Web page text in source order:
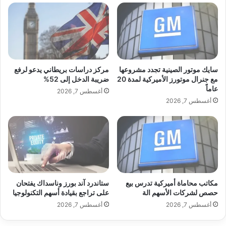
الخاصة تستدعي القلق والمراجعة الدقيقة.
akhabarpalestine.com — محافظ بنك إنجلترا يحذر من
المخاطر المتزايدة في أسواق الائتمان الة
ج
م
ع
ن
ش
ف
ا
د
ا
ج
ا
ت
ر
ل
م
ا
ز
ل
ف
ي
ل
م
ل
ك
ة
ا
ل
م
سايك موتور الصينية تجدد مشروعها
مع جنرال موتورز الأميركية لمدة 20
عاماً
أغسطس 7, 2026
مركز دراسات بريطاني يدعو لرفع
ضريبة الدخل إلى 52%
أغسطس 7, 2026
مكاتب محاماة أميركية تدرس بيع
حصص لشركات الأسهم الة
أغسطس 7, 2026
ستاندرد آند بورز وناسداك يفتحان
على تراجع بقيادة أسهم التكنولوجيا
أغسطس 7, 2026